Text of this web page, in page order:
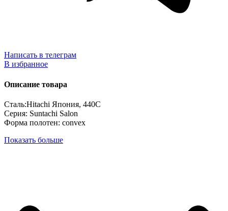
Написать в телеграм
В избранное
Описание товара
Сталь:Hitachi Япония, 440C
Серия: Suntachi Salon
Форма полотен: convex
Показать больше